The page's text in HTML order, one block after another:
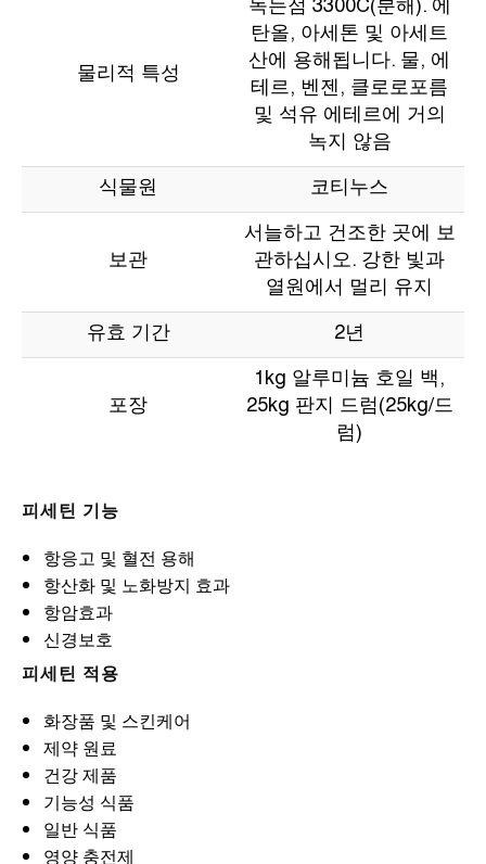
물리적 특성
녹는점 3300C(분해). 에
탄올, 아세톤 및 아세트
산에 용해됩니다. 물, 에
테르, 벤젠, 클로로포름
및 석유 에테르에 거의
녹지 않음
식물원 코티누스
보관
서늘하고 건조한 곳에 보
관하십시오. 강한 빛과
열원에서 멀리 유지
유효 기간 2년
포장
1kg 알루미늄 호일 백,
25kg 판지 드럼(25kg/드
럼)
피세틴 기능
항응고 및 혈전 용해
항산화 및 노화방지 효과
항암효과
신경보호
피세틴 적용
화장품 및 스킨케어
제약 원료
건강 제품
기능성 식품
일반 식품
영양 충전제